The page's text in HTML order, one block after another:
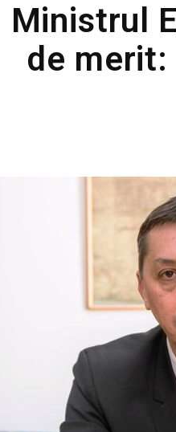
Ministrul
de merit: